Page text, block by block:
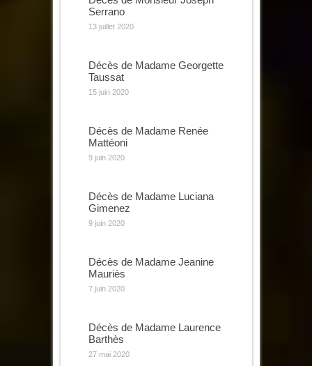
Serrano
13 juillet 2020
Décès de Madame Georgette
Taussat
15 juin 2020
Décès de Madame Renée
Mattéoni
9 juin 2020
Décès de Madame Luciana
Gimenez
9 juin 2020
Décès de Madame Jeanine
Mauriès
7 juin 2020
Décès de Madame Laurence
Barthès
27 mai 2020